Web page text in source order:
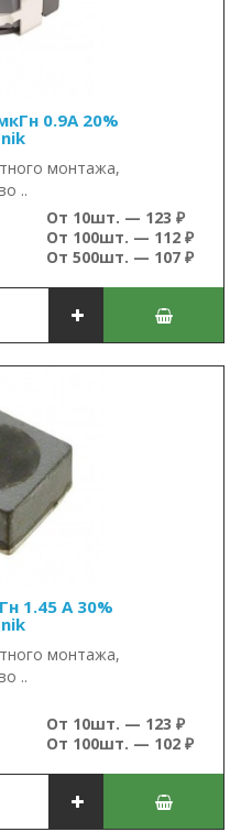
0.9А 20%
монтажа,
..
От 10шт. — 123 ₽
От 100шт. — 112 ₽
От 500шт. — 107 ₽
1.45 А 30%
монтажа,
..
От 10шт. — 123 ₽
От 100шт. — 102 ₽